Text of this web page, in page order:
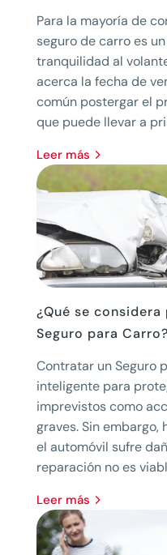
Para la mayoría de
seguro de carro es
tranquilidad al
acerca la fecha de
común postergar el
que puede llevar a
leer más
¿Qué se
Seguro para Carro?
Contratar un Seguro
inteligente para
imprevistos como
graves. Sin embargo,
el automóvil sufre
reparación no es
leer más